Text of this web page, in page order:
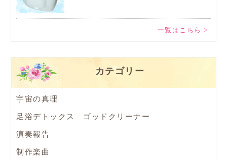
一覧はこちら >
カテゴリー
宇宙の真理
足浴デトックス ゴッドクリーナー
演奏報告
制作楽曲